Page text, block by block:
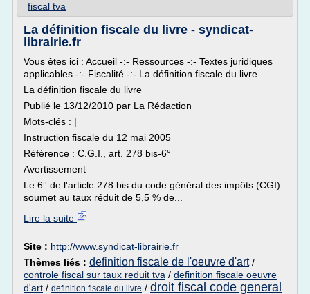
fiscal tva
La définition fiscale du livre - syndicat-
librairie.fr
Vous êtes ici : Accueil -:- Ressources -:- Textes juridiques
applicables -:- Fiscalité -:- La définition fiscale du livre
La définition fiscale du livre
Publié le 13/12/2010 par La Rédaction
Mots-clés : |
Instruction fiscale du 12 mai 2005
Référence : C.G.I., art. 278 bis-6°
Avertissement
Le 6° de l'article 278 bis du code général des impôts (CGI)
soumet au taux réduit de 5,5 % de...
Lire la suite
Site : http://www.syndicat-librairie.fr
Thèmes liés : definition fiscale de l'oeuvre d'art/
controle fiscal sur taux reduit tva / definition fiscale oeuvre
d'art / definition fiscale du livre / droit fiscal code general